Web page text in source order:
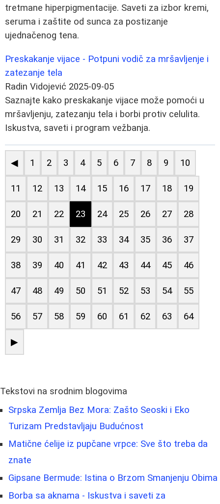
tretmane hiperpigmentacije. Saveti za izbor kremi,
seruma i zaštite od sunca za postizanje
ujednačenog tena.
Preskakanje vijace - Potpuni vodič za mršavljenje i
zatezanje tela
Radin Vidojević 2025-09-05
Saznajte kako preskakanje vijace može pomoći u
mršavljenju, zatezanju tela i borbi protiv celulita.
Iskustva, saveti i program vežbanja.
◀ 1 2 3 4 5 6 7 8 9 10
11 12 13 14 15 16 17 18 19
20 21 22 23 24 25 26 27 28
29 30 31 32 33 34 35 36 37
38 39 40 41 42 43 44 45 46
47 48 49 50 51 52 53 54 55
56 57 58 59 60 61 62 63 64
▶
Tekstovi na srodnim blogovima
Srpska Zemlja Bez Mora: Zašto Seoski i Eko
Turizam Predstavljaju Budućnost
Matične ćelije iz pupčane vrpce: Sve što treba da
znate
Gipsane Bermude: Istina o Brzom Smanjenju Obima
Borba sa aknama - Iskustva i saveti za